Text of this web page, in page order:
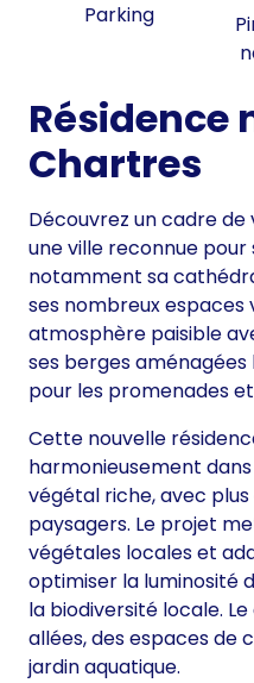
Parking
Résidence
Chartres
Découvrez un cadre
une ville reconnue
notamment sa
ses nombreux espaces
atmosphère paisible
ses berges aménagées
pour les promenades
Cette nouvelle
harmonieusement
végétal riche, avec
paysagers. Le projet
végétales locales et
optimiser la luminosité
la biodiversité locale.
allées, des espaces de
jardin aquatique.